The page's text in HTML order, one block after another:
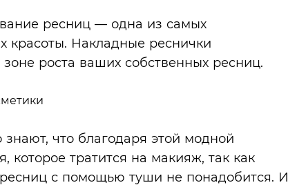
ресниц — одна из самых
красоты. Накладные реснички
роста ваших собственных ресниц.
что благодаря этой модной
тратится на макияж, так как
с помощью туши не понадобится. И